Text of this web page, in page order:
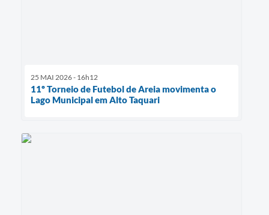
25 MAI 2026 - 16h12
11º Torneio de Futebol de Areia movimenta o
Lago Municipal em Alto Taquari